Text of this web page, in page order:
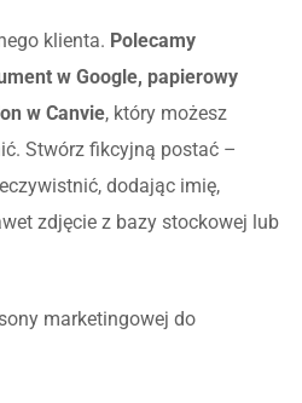
klienta. Polecamy
w Google, papierowy
w Canvie, który możesz
Stwórz fikcyjną postać –
dodając imię,
zdjęcie z bazy stockowej lub
marketingowej do